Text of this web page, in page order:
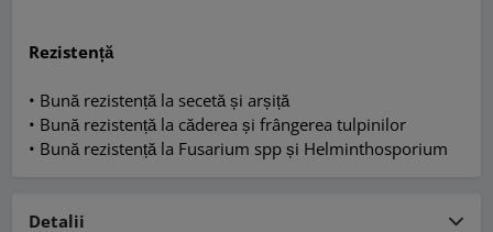
Rezistență
• Bună rezistență la secetă și arșiță
• Bună rezistență la căderea și frângerea tulpinilor
• Bună rezistență la Fusarium spp și Helminthosporium
Detalii